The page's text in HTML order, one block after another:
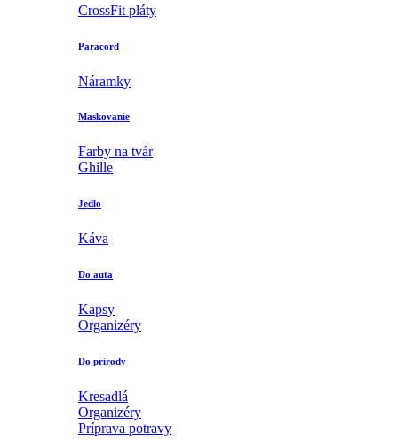
CrossFit pláty
Paracord
Náramky
Maskovanie
Farby na tvár
Ghille
Jedlo
Káva
Do auta
Kapsy
Organizéry
Do prírody
Kresadlá
Organizéry
Príprava potravy